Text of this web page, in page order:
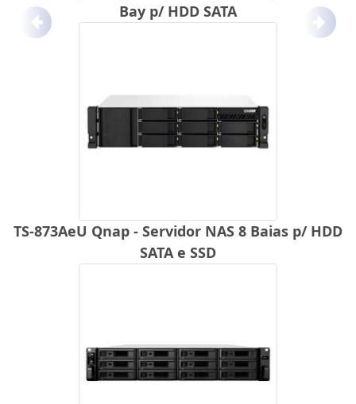
Bay p/ HDD SATA
TS-873AeU Qnap - Servidor NAS 8 Baias p/ HDD
SATA e SSD
Anterior